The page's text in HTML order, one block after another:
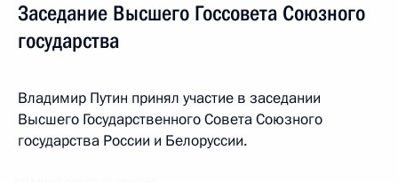
Заседание Высшего Госсовета Союзного
государства
Владимир Путин принял участие в заседании
Высшего Государственного Совета Союзного
государства России и Белоруссии.